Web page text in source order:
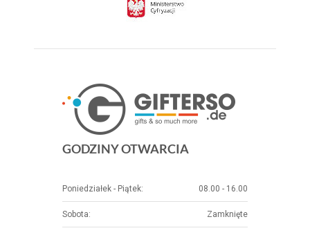
GODZINY OTWARCIA
Poniedziałek - Piątek: 08.00 - 16.00
Sobota: Zamknięte